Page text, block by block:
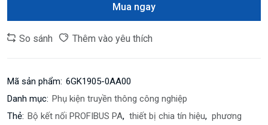
Mua ngay
So sánh Thêm vào yêu thích
Mã sản phẩm: 6GK1905-0AA00
Danh mục: Phụ kiện truyền thông công nghiệp
Thẻ: Bộ kết nối PROFIBUS PA, thiết bị chia tín hiệu, phương